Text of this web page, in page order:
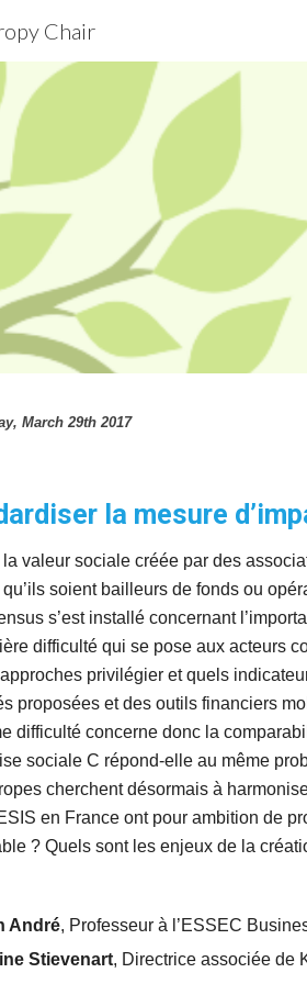
Chair
March 29th 2017
la mesure
la valeur sociale créée par des
soient bailleurs de fonds ou
s’est installé concernant
difficulté qui se pose aux acteurs
privilégier et quels
proposées et des outils financiers
difficulté concerne donc la
sociale C répond-elle au même
cherchent désormais à
en France ont pour ambition de
? Quels sont les enjeux de la
André, Professeur à l’ESSEC
Stievenart, Directrice associée de